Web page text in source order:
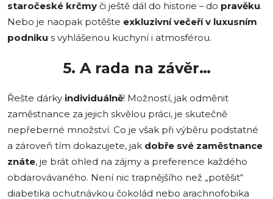
staročeské krčmy či ještě dál do historie – do pravěku.
Nebo je naopak potěšte exkluzivní večeří v luxusním
podniku s vyhlášenou kuchyní i atmosférou.
5. A rada na závěr…
Řešte dárky individuálně! Možností, jak odměnit
zaměstnance za jejich skvělou práci, je skutečně
nepřeberné množství. Co je však při výběru podstatné
a zároveň tím dokazujete, jak dobře své zaměstnance
znáte, je brát ohled na zájmy a preference každého
obdarovávaného. Není nic trapnějšího než „potěšit“
diabetika ochutnávkou čokolád nebo arachnofobika